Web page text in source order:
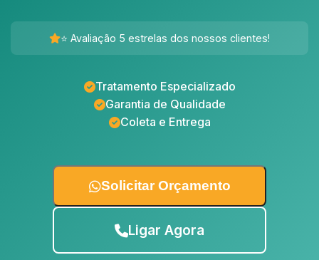
⭐ Avaliação 5 estrelas dos nossos clientes!
Tratamento Especializado
Garantia de Qualidade
Coleta e Entrega
Solicitar Orçamento
Ligar Agora